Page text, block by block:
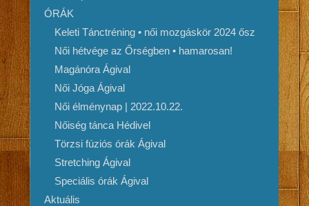
ÓRÁK
Keleti Tánctréning • női mozgáskör 2024 ősz
Női hétvége az Őrségben • hamarosan!
Magánóra Ágival
Női Jóga Ágival
Női élménynap | 2022.10.22.
Nőiség tánca Hédivel
Törzsi fúziós órák Ágival
Stretching Ágival
Speciális órák Ágival
Aktuális